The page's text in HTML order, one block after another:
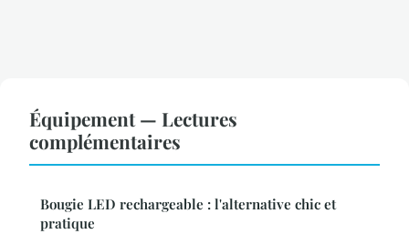
Équipement — Lectures
complémentaires
Bougie LED rechargeable : l'alternative chic et
pratique